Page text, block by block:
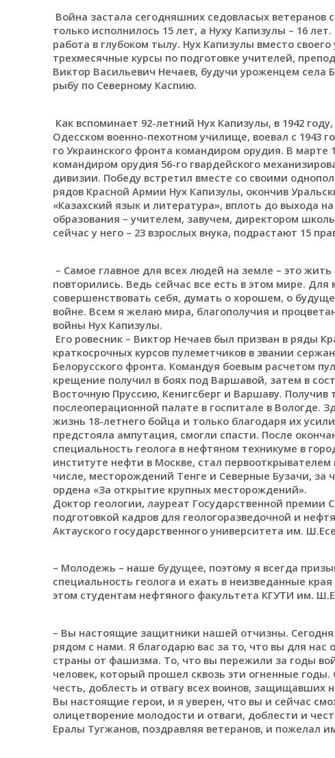
Война застала сегодняшних седовласых
только исполнилось 15 лет, а Нуху Капизулы – 16
работа в глубоком тылу. Нух Капизулы вместо
трехмесячные курсы по подготовке учителей,
Виктор Васильевич Нечаев, будучи уроженцем села
рыбу по Северному Каспию.
Как вспоминает 92-летний Нух Капизулы, в 1942
Одесском военно-пехотном училище, воевал с 1943
го Украинского фронта командиром орудия. В
командиром орудия 56-го гвардейского
дивизии. Победу встретил вместе со своими
рядов Красной Армии Нух Капизулы, окончив
«Казахский язык и литература», вплоть до выхода
образования – учителем, завучем, директором
сейчас у него – 23 взрослых внука, подрастают 15
– Самое главное для всех людей на земле – это
повторились. Ведь сейчас все есть в этом мире.
совершенствовать себя, думать о хорошем, о
войне. Всем я желаю мира, благополучия и
войны Нух Капизулы.
Его ровесник – Виктор Нечаев был призван в ряды
краткосрочных курсов пулеметчиков в звании
Белорусского фронта. Командуя боевым расчетом
крещение получил в боях под Варшавой, затем в
Восточную Пруссию, Кенигсберг и Варшаву. Получив
послеоперационной палате в госпитале в Вологде.
жизнь 18-летнего бойца и только благодаря их
предстояла ампутация, смогли спасти. После
специальность геолога в нефтяном техникуме в
институте нефти в Москве, стал
числе, месторождений Тенге и Северные Бузачи, за
ордена «За открытие крупных месторождений».
Доктор геологии, лауреат Государственной премии
подготовкой кадров для геологоразведочной и
Актауского государственного университета им.
– Молодежь – наше будущее, поэтому я всегда
специальность геолога и ехать в неизведанные
этом студентам нефтяного факультета КГУТИ им.
– Вы настоящие защитники нашей отчизны. Сегодня
рядом с нами. Я благодарю вас за то, что вы для
страны от фашизма. То, что вы пережили за годы
человек, который прошел сквозь эти огненные
честь, доблесть и отвагу всех воинов,
Вы настоящие герои, и я уверен, что вы и сейчас
олицетворение молодости и отваги, доблести и
Ералы Тугжанов, поздравляя ветеранов, и пожелал